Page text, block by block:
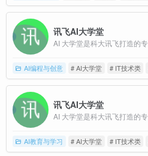
讯飞AI大学堂
AI编程与创意 # AI大学堂 # IT技术类
讯飞AI大学堂
AI教育与学习 # AI大学堂 # IT技术类